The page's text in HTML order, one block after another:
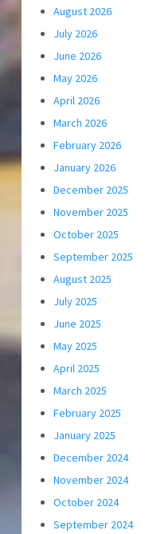
August 2026
July 2026
June 2026
May 2026
April 2026
March 2026
February 2026
January 2026
December 2025
November 2025
October 2025
September 2025
August 2025
July 2025
June 2025
May 2025
April 2025
March 2025
February 2025
January 2025
December 2024
November 2024
October 2024
September 2024